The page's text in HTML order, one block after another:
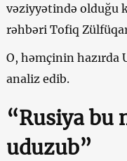
vəziyyətində olduğu
rəhbəri Tofiq
O, həmçinin hazırda
analiz edib.
“Rusiya bu
uduzub”